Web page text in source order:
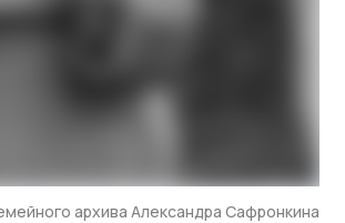
архива Александра Сафронкина